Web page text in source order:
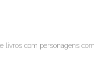
com personagens